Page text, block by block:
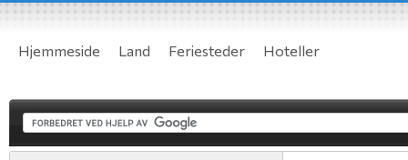
Hjemmeside Land Feriesteder Hoteller